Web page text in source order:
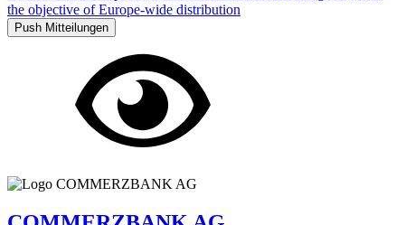
the objective of Europe-wide distribution
Push Mitteilungen